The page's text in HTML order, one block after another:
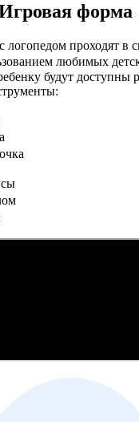
форма
логопедом проходят в
любимых
будут доступны